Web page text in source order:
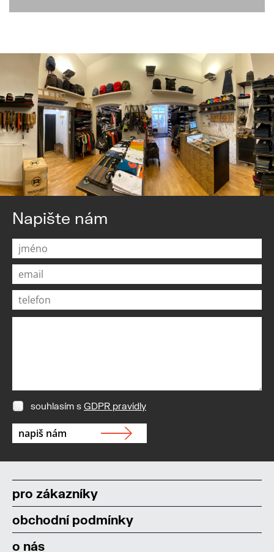
Napište nám
souhlasím s GDPR pravidly
pro zákazníky
obchodní podmínky
o nás